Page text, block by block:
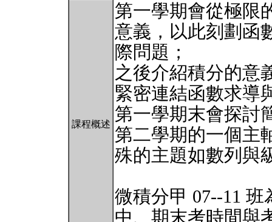
課程概述
第一學期會從極限
意義，以此刻劃函
際問題；
之後介紹積分的意
緊密連結函數求導
第一學期末會探討
第二學期的一個主
殊的主題如數列與
微積分甲 07--11
中、期末考時間與